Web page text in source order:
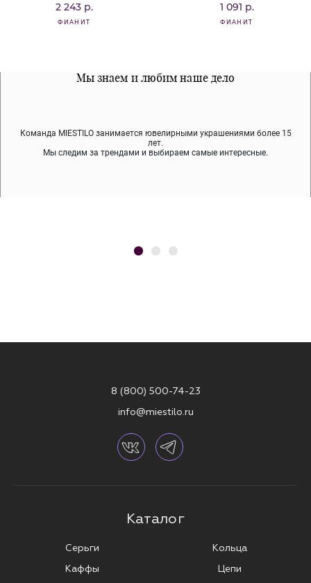
2 243 р.
ФИАНИТ
1 091 р.
ФИАНИТ
Мы знаем и любим наше дело
Команда MIESTILO занимается ювелирными украшениями более 15
лет.
Мы следим за трендами и выбираем самые интересные.
Все наши материалы гипоалергенны
Мы используем покрытие (родий, ювелирный сплав), которое не
содержит никеля и свинца — это исключает аллергию.
Примерка перед покупкой
Во время доставки спокойно примеряйте украшения, выбирайте те,
что вам нравятся, остальные заберёт курьер.
8 (800) 500-74-23
info@miestilo.ru
Каталог
Серьги
Каффы
Кольца
Цепи